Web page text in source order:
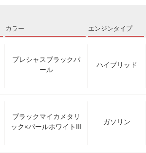
カラー エンジンタイプ
プレシャスブラックパ
ール
ハイブリッド
ブラックマイカメタリ
ック×パールホワイトIII
ガソリン